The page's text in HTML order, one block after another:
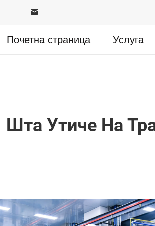
Почетна страница Услуга
Шта Утиче На